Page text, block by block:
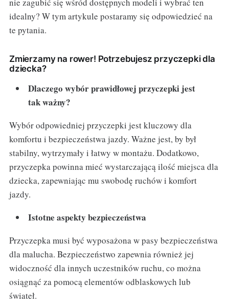
nie zagubić się wśród dostępnych modeli i wybrać ten
idealny? W tym artykule postaramy się odpowiedzieć na
te pytania.
Zmierzamy na rower! Potrzebujesz przyczepki dla
dziecka?
Dlaczego wybór prawidłowej przyczepki jest
tak ważny?
Wybór odpowiedniej przyczepki jest kluczowy dla
komfortu i bezpieczeństwa jazdy. Ważne jest, by był
stabilny, wytrzymały i łatwy w montażu. Dodatkowo,
przyczepka powinna mieć wystarczającą ilość miejsca dla
dziecka, zapewniając mu swobodę ruchów i komfort
jazdy.
Istotne aspekty bezpieczeństwa
Przyczepka musi być wyposażona w pasy bezpieczeństwa
dla malucha. Bezpieczeństwo zapewnia również jej
widoczność dla innych uczestników ruchu, co można
osiągnąć za pomocą elementów odblaskowych lub
świateł.